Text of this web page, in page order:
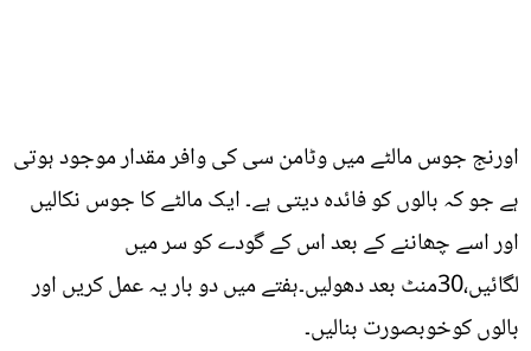
اورنج جوس مالٹے میں وٹامن سی کی وافر مقدار موجود ہوتی
ہے جو کہ بالوں کو فائدہ دیتی ہے۔ ایک مالٹے کا جوس نکالیں
اور اسے چھاننے کے بعد اس کے گودے کو سر میں
لگائیں،30منٹ بعد دھولیں۔ہفتے میں دو بار یہ عمل کریں اور
بالوں کوخوبصورت بنالیں۔